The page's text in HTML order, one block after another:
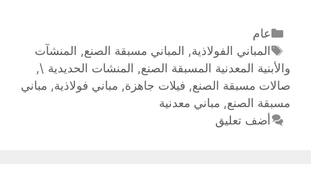
عام
المباني الفولاذية, المباني مسبقة الصنع, المنشآت
والأبنية المعدنية المسبقة الصنع, المنشات الحديدية \ ,
صالات مسبقة الصنع, فيلات جاهزة, مباني فولاذية, مباني
مسبقة الصنع, مباني معدنية
أضف تعليق